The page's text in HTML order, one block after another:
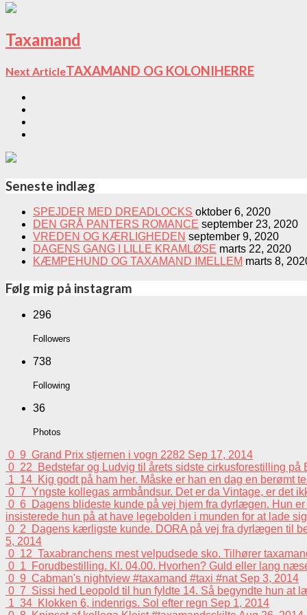
Taxamand
Next ArticleTAXAMAND OG KOLONIHERRE
Seneste indlæg
SPEJDER MED DREADLOCKS oktober 6, 2020
DEN GRÅ PANTERS ROMANCE september 23, 2020
VREDEN OG KÆRLIGHEDEN september 9, 2020
DAGENS GANG I LILLE KRAMLØSE marts 22, 2020
KÆMPEHUND OG TAXAMAND IMELLEM marts 8,
Følg mig på instagram
296
Followers
738
Following
36
Photos
0 9 Grand Prix stjernen i vogn 2282 Sep 17, 2014
0 22
Bedstefar og Ludvig til årets sidste cirkusforestilling
1 14 Kig godt på ham her. Måske er han en dag en berømt
0 7 Yngste kollegas armbåndsur. Det er da Vintage, er det
0 6 Dagens blideste kunde på vej hjem fra dyrlægen. Hun
insisterede hun på at have legebolden i munden for at lade
0 2
Dagens kærligste kunde. DORA på vej fra dyrlægen til
5, 2014
0 12 Taxabranchens mest velpudsede sko. Tilhører
0 1
Forudbestilling. Kl. 04.00. Hvorhen? Guld eller lang
0 9 Cabman's nightview #taxamand #taxi #nat Sep 3, 2014
0 7 Sissi hed Leopold til hun fyldte 14. Så begyndte hun at
1 34 Klokken 6, indenrigs. Sol efter regn Sep 1, 2014